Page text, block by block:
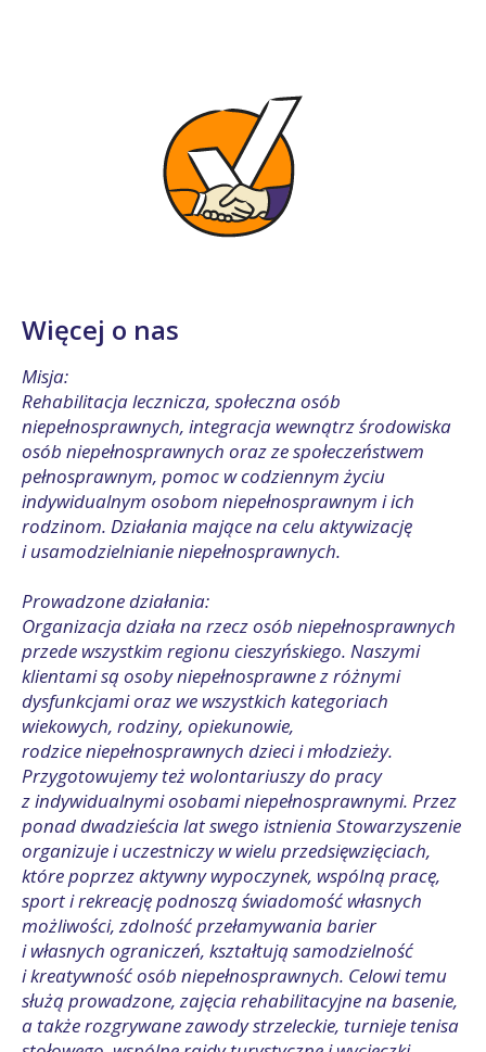
Więcej o nas
Misja:
Rehabilitacja lecznicza, społeczna osób
niepełnosprawnych, integracja wewnątrz środowiska
osób niepełnosprawnych oraz ze społeczeństwem
pełnosprawnym, pomoc w codziennym życiu
indywidualnym osobom niepełnosprawnym i ich
rodzinom. Działania mające na celu aktywizację
i usamodzielnianie niepełnosprawnych.
Prowadzone działania:
Organizacja działa na rzecz osób niepełnosprawnych
przede wszystkim regionu cieszyńskiego. Naszymi
klientami są osoby niepełnosprawne z różnymi
dysfunkcjami oraz we wszystkich kategoriach
wiekowych, rodziny, opiekunowie,
rodzice niepełnosprawnych dzieci i młodzieży.
Przygotowujemy też wolontariuszy do pracy
z indywidualnymi osobami niepełnosprawnymi. Przez
ponad dwadzieścia lat swego istnienia Stowarzyszenie
organizuje i uczestniczy w wielu przedsięwzięciach,
które poprzez aktywny wypoczynek, wspólną pracę,
sport i rekreację podnoszą świadomość własnych
możliwości, zdolność przełamywania barier
i własnych ograniczeń, kształtują samodzielność
i kreatywność osób niepełnosprawnych. Celowi temu
służą prowadzone, zajęcia rehabilitacyjne na basenie,
a także rozgrywane zawody strzeleckie, turnieje tenisa